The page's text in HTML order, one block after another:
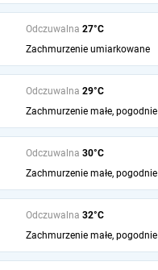
Odczuwalna 27°C
Zachmurzenie umiarkowane
Odczuwalna 29°C
Zachmurzenie małe, pogodnie
Odczuwalna 30°C
Zachmurzenie małe, pogodnie
Odczuwalna 32°C
Zachmurzenie małe, pogodnie